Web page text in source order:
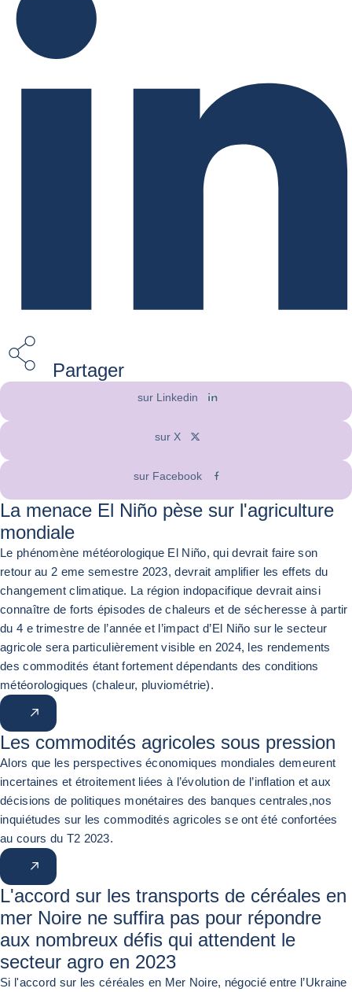
Partager
sur Linkedin
sur X
sur Facebook
La menace El Niño pèse sur l'agriculture
mondiale
Le phénomène météorologique El Niño, qui devrait faire son
retour au 2 eme semestre 2023, devrait amplifier les effets du
changement climatique. La région indopacifique devrait ainsi
connaître de forts épisodes de chaleurs et de sécheresse à partir
du 4 e trimestre de l’année et l’impact d’El Niño sur le secteur
agricole sera particulièrement visible en 2024, les rendements
des commodités étant fortement dépendants des conditions
météorologiques (chaleur, pluviométrie).
Les commodités agricoles sous pression
Alors que les perspectives économiques mondiales demeurent
incertaines et étroitement liées à l’évolution de l’inflation et aux
décisions de politiques monétaires des banques centrales,nos
inquiétudes sur les commodités agricoles se ont été confortées
au cours du T2 2023.
L'accord sur les transports de céréales en
mer Noire ne suffira pas pour répondre
aux nombreux défis qui attendent le
secteur agro en 2023
Si l'accord sur les céréales en Mer Noire, négocié entre l’Ukraine